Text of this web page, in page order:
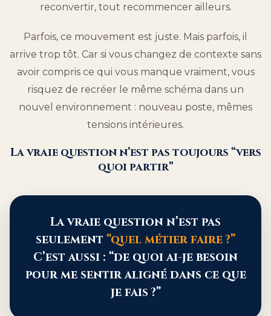
reconvertir, tout recommencer ailleurs.
Parfois, ce mouvement est juste. Mais parfois, il
arrive trop tôt. Car si vous changez de contexte sans
avoir compris ce qui vous manque vraiment, vous
risquez de recréer le même schéma dans un
nouvel environnement : nouveau poste, mêmes
tensions intérieures.
La vraie question n’est pas toujours “vers
quoi partir”
La vraie question n’est pas
seulement “quel métier faire ?”
C’est aussi : “de quoi ai-je besoin
pour me sentir aligné dans ce que
je fais ?”